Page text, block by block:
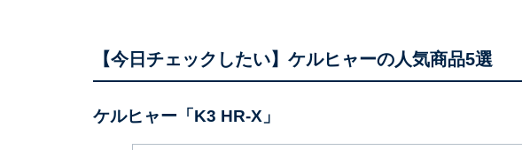
【今日チェックしたい】ケルヒャーの人気商品5選
ケルヒャー「K3 HR-X」